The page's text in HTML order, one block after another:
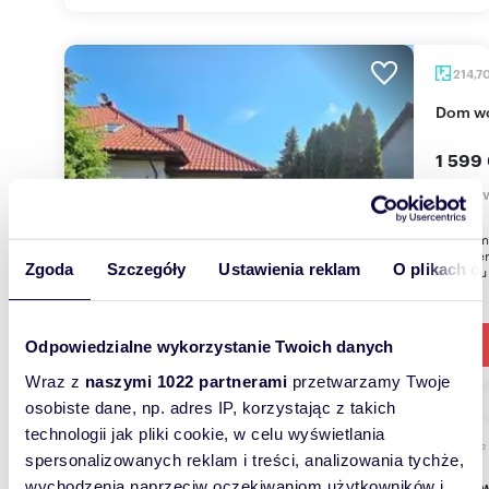
Zgoda Szczegóły Ustawienia reklam O plikach
Odpowiedzialne wykorzystanie Twoich danych
Wraz z naszymi 1022 partnerami przetwarzamy Twoje
osobiste dane, np. adres IP, korzystając z takich
technologii jak pliki cookie, w celu wyświetlania
spersonalizowanych reklam i treści, analizowania tychże,
Dom
1 599
dom
o
projektu
2